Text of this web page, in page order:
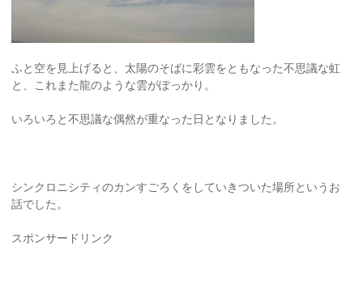
ふと空を見上げると、太陽のそばに彩雲をともなった不思議な虹
と、これまた龍のような雲がぽっかり。
いろいろと不思議な偶然が重なった日となりました。
シンクロニシティのカンすごろくをしていきついた場所というお
話でした。
スポンサードリンク